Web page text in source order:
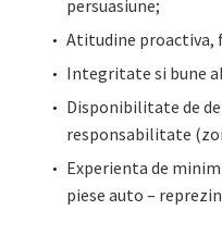
persuasiune;
Atitudine proactiva,
Integritate si bune
Disponibilitate de
responsabilitate
Experienta de
piese auto –